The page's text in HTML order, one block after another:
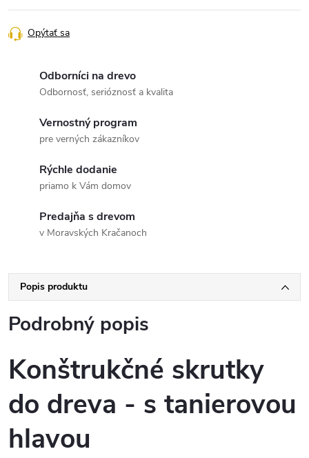
Opýtať sa
Odborníci na drevo
Odbornosť, serióznosť a kvalita
Vernostný program
pre verných zákazníkov
Rýchle dodanie
priamo k Vám domov
Predajňa s drevom
v Moravských Kračanoch
Popis produktu
Podrobný popis
Konštrukčné skrutky
do dreva - s tanierovou
hlavou